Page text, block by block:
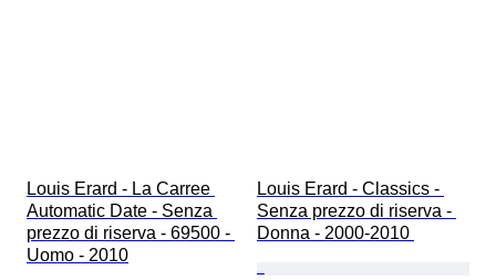
Louis Erard - La Carree
Automatic Date - Senza
prezzo di riserva - 69500 -
Uomo - 2010
Louis Erard - Classics -
Senza prezzo di riserva -
Donna - 2000-2010